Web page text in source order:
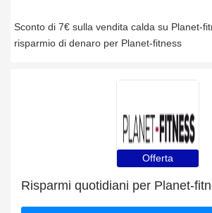
Sconto di 7€ sulla vendita calda su Planet-
risparmio di denaro per Planet-fitness
Offerta